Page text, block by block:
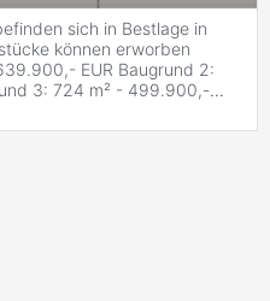
sich in Bestlage in
können erworben
EUR Baugrund 2:
3: 724 m² - 499.900,-...